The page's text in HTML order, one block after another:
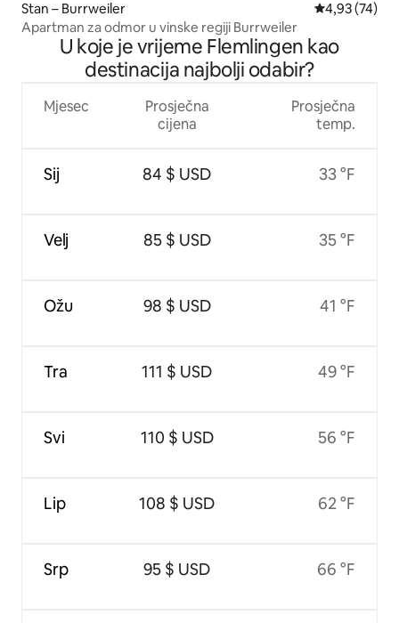
Stan – Burrweiler Prosječna
4,93 (74)
Apartman za odmor u vinske regiji Burrweiler
U koje je vrijeme Flemlingen kao
destinacija najbolji odabir?
Mjesec
Sij
Velj
Ožu
Tra
Svi
Lip
Srp
Prosječna
cijena
84 $ USD
85 $ USD
98 $ USD
111 $ USD
110 $ USD
108 $ USD
95 $ USD
Prosječna
temp.
33 °F
35 °F
41 °F
49 °F
56 °F
62 °F
66 °F